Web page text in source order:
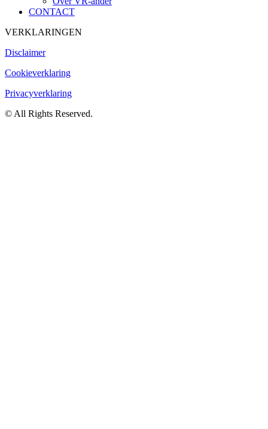
CONTACT
VERKLARINGEN
Disclaimer
Cookieverklaring
Privacyverklaring
© All Rights Reserved.